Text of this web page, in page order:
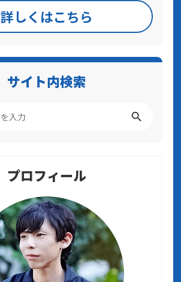
詳しくはこちら
サイト内検索
プロフィール